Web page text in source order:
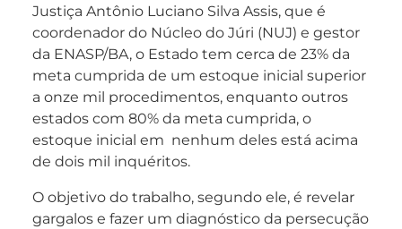
Justiça Antônio Luciano Silva Assis, que é
coordenador do Núcleo do Júri (NUJ) e gestor
da ENASP/BA, o Estado tem cerca de 23% da
meta cumprida de um estoque inicial superior
a onze mil procedimentos, enquanto outros
estados com 80% da meta cumprida, o
estoque inicial em nenhum deles está acima
de dois mil inquéritos.
O objetivo do trabalho, segundo ele, é revelar
gargalos e fazer um diagnóstico da persecução